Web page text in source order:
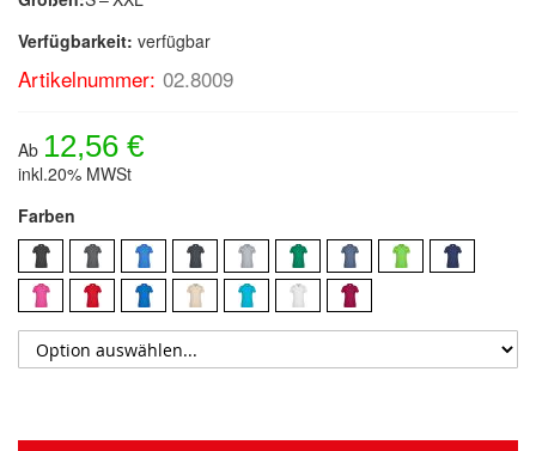
Verfügbarkeit: verfügbar
Artikelnummer: 02.8009
Ab 12,56 €
inkl.20% MWSt
Farben